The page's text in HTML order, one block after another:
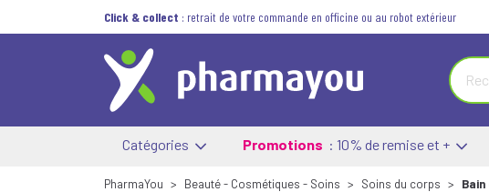
Click & collect : retrait de votre commande en officine ou au robot extérieur
Catégories Promotions : 10% de remise et +
PharmaYou Beauté - Cosmétiques - Soins Soins du corps